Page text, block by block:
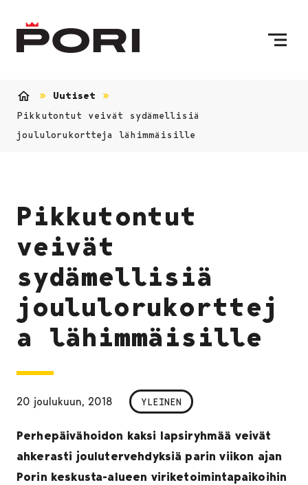
Uutiset
Pikkutontut veivät sydämellisiä
joululorukortteja lähimmäisille
Pikkutontut
veivät
sydämellisiä
joululorukorttej
a lähimmäisille
20 joulukuun, 2018 YLEINEN
Perhepäivähoidon kaksi lapsiryhmää veivät
ahkerasti joulutervehdyksiä parin viikon ajan
Porin keskusta-alueen viriketoimintapaikoihin